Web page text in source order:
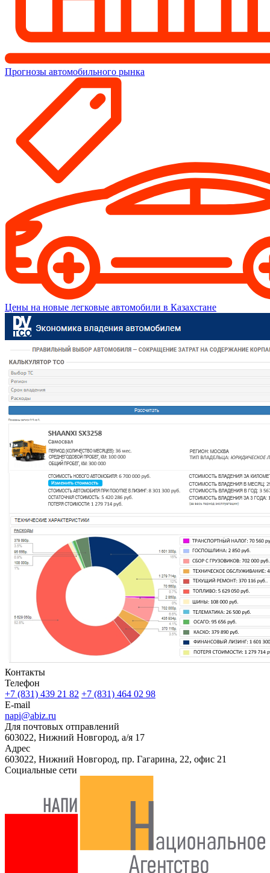
Прогнозы автомобильного рынка
Цены на новые легковые автомобили в Казахстане
Контакты
Телефон
+7 (831) 439 21 82 +7 (831) 464 02 98
E-mail
napi@abiz.ru
Для почтовых отправлений
603022, Нижний Новгород, а/я 17
Адрес
603022, Нижний Новгород, пр. Гагарина, 22, офис 21
Социальные сети